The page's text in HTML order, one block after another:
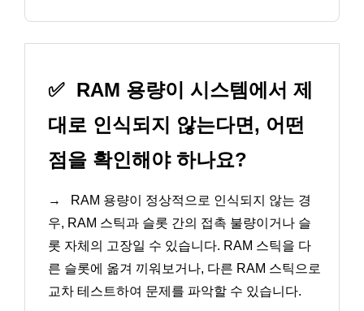
✅ RAM 용량이 시스템에서 제
대로 인식되지 않는다면, 어떤
점을 확인해야 하나요?
→
RAM 용량이 정상적으로 인식되지 않는 경
우, RAM 스틱과 슬롯 간의 접촉 불량이거나 슬
롯 자체의 고장일 수 있습니다. RAM 스틱을 다
른 슬롯에 옮겨 끼워보거나, 다른 RAM 스틱으로
교차 테스트하여 문제를 파악할 수 있습니다.